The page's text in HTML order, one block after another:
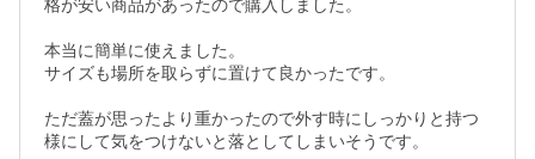
格が安い商品があったので購入しました。
本当に簡単に使えました。
サイズも場所を取らずに置けて良かったです。
ただ蓋が思ったより重かったので外す時にしっかりと持つ
様にして気をつけないと落としてしまいそうです。